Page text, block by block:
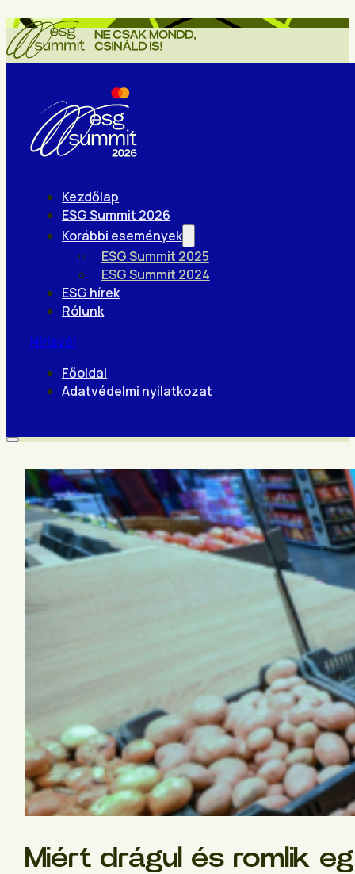
Kezdőlap
ESG Summit 2026
Korábbi események
ESG Summit 2025
ESG Summit 2024
ESG hírek
Rólunk
Hírlevél
Főoldal
Adatvédelmi nyilatkozat
Miért drágul és romlik